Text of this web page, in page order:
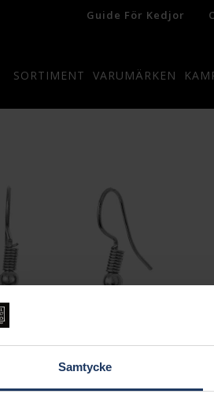
Samtycke
Guide För Kedjor
SORTIMENT VARUMÄRKEN